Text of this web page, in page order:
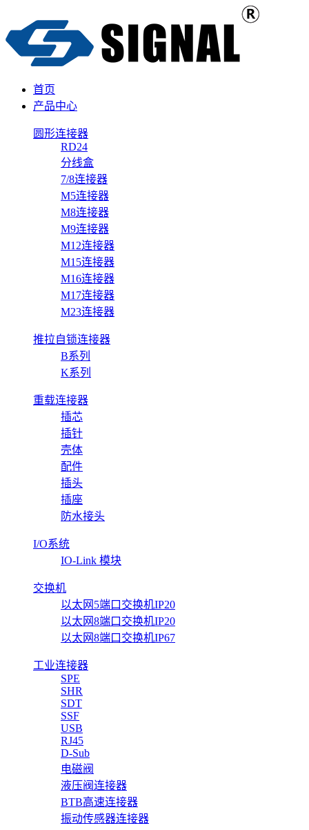
首页
产品中心
圆形连接器
RD24
分线盒
7/8连接器
M5连接器
M8连接器
M9连接器
M12连接器
M15连接器
M16连接器
M17连接器
M23连接器
推拉自锁连接器
B系列
K系列
重载连接器
插芯
插针
壳体
配件
插头
插座
防水接头
I/O系统
IO-Link 模块
交换机
以太网5端口交换机IP20
以太网8端口交换机IP20
以太网8端口交换机IP67
工业连接器
SPE
SHR
SDT
SSF
USB
RJ45
D-Sub
电磁阀
液压阀连接器
BTB高速连接器
振动传感器连接器